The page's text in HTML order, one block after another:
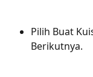
Pilih Buat
Berikutnya.